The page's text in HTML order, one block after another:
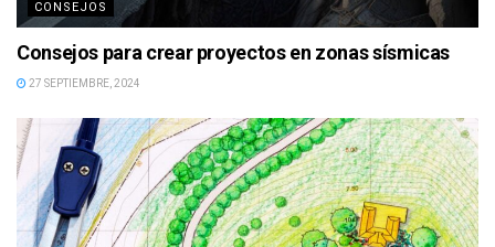
CONSEJOS
Consejos para crear proyectos en zonas sísmicas
27 SEPTIEMBRE, 2024